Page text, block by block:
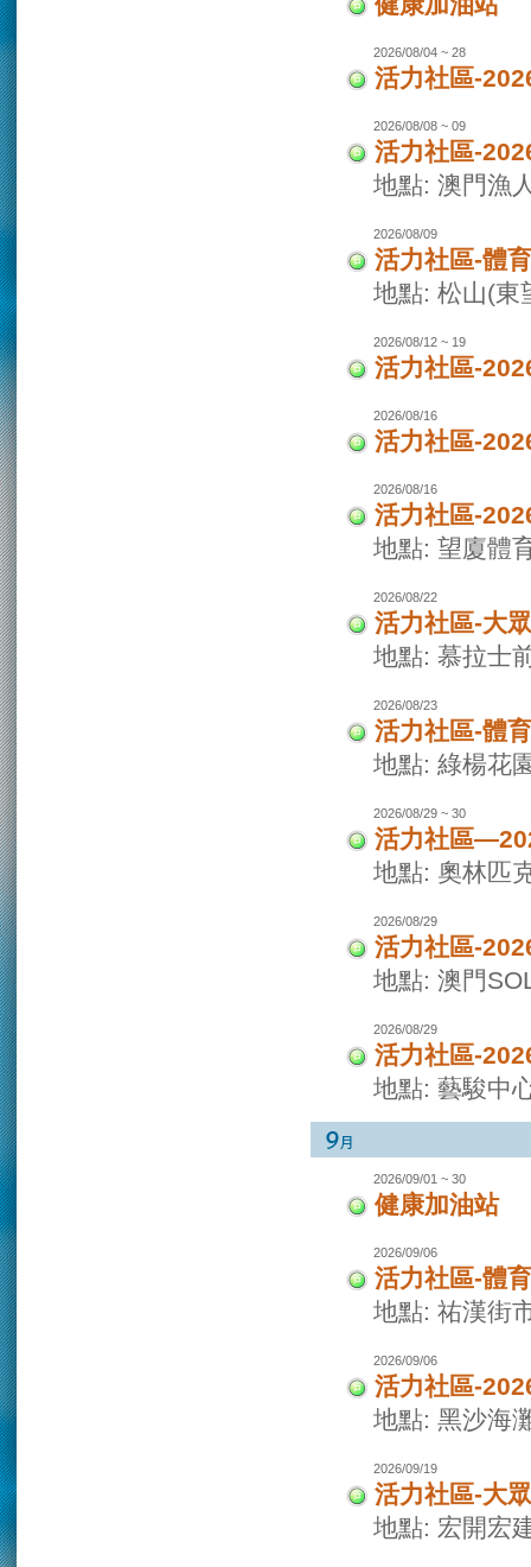
2026/08/04 ~ 28
活力社區-
2026/08/08 ~ 09
活力社區-
地點: 澳門漁
2026/08/09
活力社區-體
地點: 松山(東
2026/08/12 ~ 19
活力社區-
2026/08/16
活力社區-
2026/08/16
活力社區-
地點: 望廈體
2026/08/22
活力社區-大
地點: 慕拉士
2026/08/23
活力社區-體
地點: 綠楊花
2026/08/29 ~ 30
活力社區
地點: 奧林匹
2026/08/29
活力社區-
地點: 澳門
2026/08/29
活力社區-
地點: 藝駿中
2026/09/01 ~ 30
健康加油站
2026/09/06
活力社區-體
地點: 祐漢街
2026/09/06
活力社區-
地點: 黑沙海
2026/09/19
活力社區-大
地點: 宏開宏